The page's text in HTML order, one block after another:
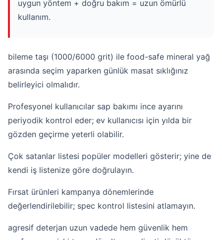
uygun yöntem + doğru bakım = uzun ömürlü
kullanım.
bileme taşı (1000/6000 grit) ile food-safe mineral yağ
arasında seçim yaparken günlük masat sıklığınız
belirleyici olmalıdır.
Profesyonel kullanıcılar sap bakımı ince ayarını
periyodik kontrol eder; ev kullanıcısı için yılda bir
gözden geçirme yeterli olabilir.
Çok satanlar listesi popüler modelleri gösterir; yine de
kendi iş listenize göre doğrulayın.
Fırsat ürünleri kampanya dönemlerinde
değerlendirilebilir; spec kontrol listesini atlamayın.
agresif deterjan uzun vadede hem güvenlik hem